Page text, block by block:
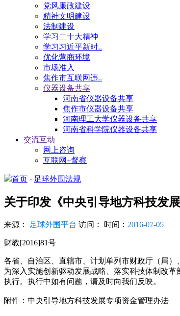
党风廉政建设
精神文明建设
法制建设
学习二十大精神
学习习近平新时..
优化营商环境
市场准入
焦作市互联网违..
仪器设备共享
河南省仪器设备共享
焦作市仪器设备共享
河南理工大学仪器设备共享
河南省科学院仪器设备共享
交流互动
网上咨询
互联网+督察
首页 - 足球外围法规
关于印发《中央引导地方科技发
来源： 足球外围平台 访问： 时间： 2016-07-05
财教[2016]81号
各省、自治区、直辖市、计划单列市财政厅（局
为深入实施创新驱动发展战略、落实科技体制改
执行。执行中如有问题，请及时向我们反映。
附件：中央引导地方科技发展专项资金管理办法